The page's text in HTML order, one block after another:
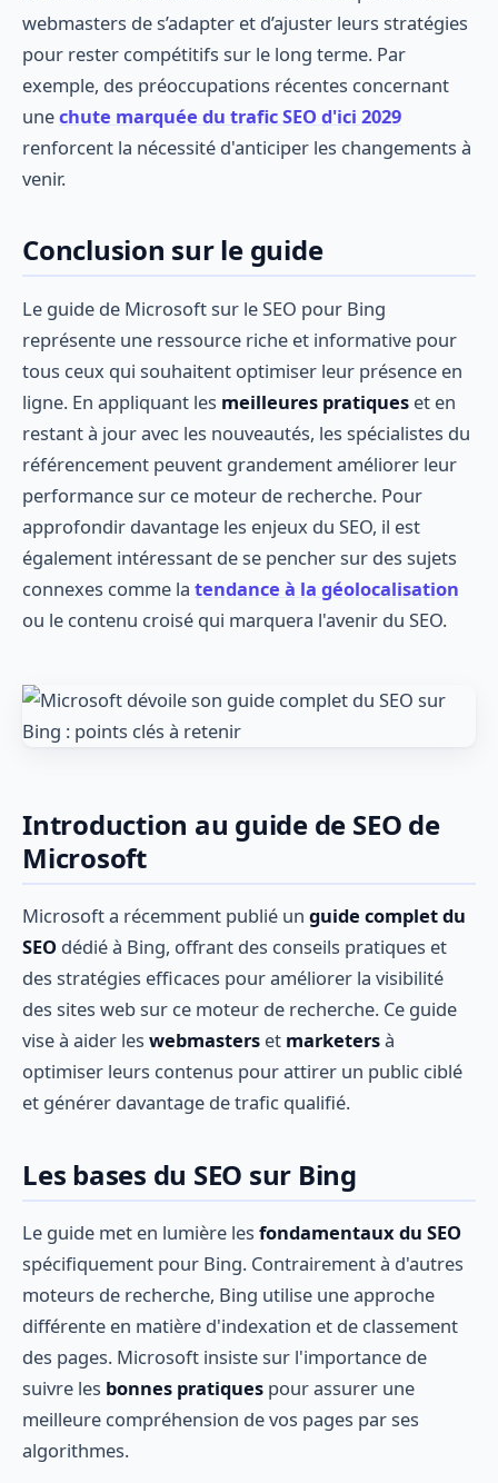
webmasters de s’adapter et d’ajuster leurs stratégies
pour rester compétitifs sur le long terme. Par
exemple, des préoccupations récentes concernant
unechute marquée du trafic SEO d'ici 2029
renforcent la nécessité d'anticiper les changements à
venir.
Conclusion sur le guide
Le guide de Microsoft sur le SEO pour Bing
représente une ressource riche et informative pour
tous ceux qui souhaitent optimiser leur présence en
ligne. En appliquant les meilleures pratiques et en
restant à jour avec les nouveautés, les spécialistes du
référencement peuvent grandement améliorer leur
performance sur ce moteur de recherche. Pour
approfondir davantage les enjeux du SEO, il est
également intéressant de se pencher sur des sujets
connexes comme la tendance à la géolocalisation
ou le contenu croisé qui marquera l'avenir du SEO.
Introduction au guide de SEO de
Microsoft
Microsoft a récemment publié un guide complet du
SEO dédié à Bing, offrant des conseils pratiques et
des stratégies efficaces pour améliorer la visibilité
des sites web sur ce moteur de recherche. Ce guide
vise à aider les webmasters et marketersà
optimiser leurs contenus pour attirer un public ciblé
et générer davantage de trafic qualifié.
Les bases du SEO sur Bing
Le guide met en lumière les fondamentaux du SEO
spécifiquement pour Bing. Contrairement à d'autres
moteurs de recherche, Bing utilise une approche
différente en matière d'indexation et de classement
des pages. Microsoft insiste sur l'importance de
suivre les bonnes pratiques pour assurer une
meilleure compréhension de vos pages par ses
algorithmes.